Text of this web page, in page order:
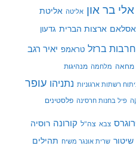
אלי בר און אליטה אליטת
אסלאם ארצות הברית גדעון
חרבות ברזל טראמפ יאיר רגב
מחאה מלחמה מנהיגות
רשתות ארגוניות נתניהו עופר
פיל בחנות חרסינה פלסטינים
צבא צה"ל קורונה רוסיה
שיטור שרית אונגר משיח תהילים